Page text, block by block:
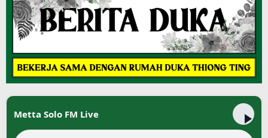
Metta Solo FM Live